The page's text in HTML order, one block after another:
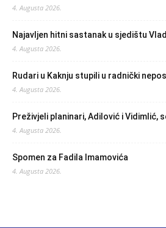
4. Augusta 2026.
Najavljen hitni sastanak u sjedištu
4. Augusta 2026.
Rudari u Kaknju stupili u radnički
4. Augusta 2026.
Preživjeli planinari, Adilović i Vidimlić,
4. Augusta 2026.
Spomen za Fadila Imamovića
4. Augusta 2026.